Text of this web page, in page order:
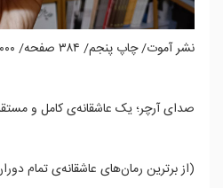
نشر آموت/ چاپ پنجم/ ۳۸۴ صفحه/ ۱۶۵۰۰۰ تومان
صدای آرچر؛ یک عاشقانه‌ی کامل و
(از برترین رمان‌های عاشقانه‌ی تمام